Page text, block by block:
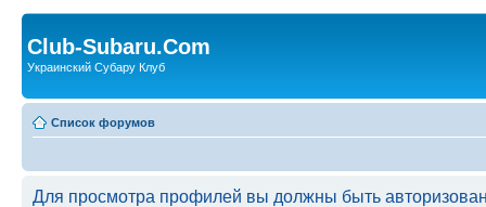
Club-Subaru.Com
Украинский Субару Клуб
Список форумов
Для просмотра профилей вы должны быть